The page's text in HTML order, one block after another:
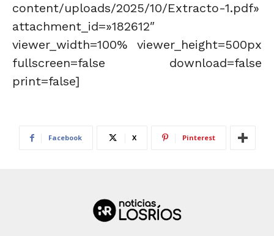
content/uploads/2025/10/Extracto-1.pdf»
attachment_id=»182612″
viewer_width=100% viewer_height=500px
fullscreen=false download=false
print=false]
Facebook X Pinterest